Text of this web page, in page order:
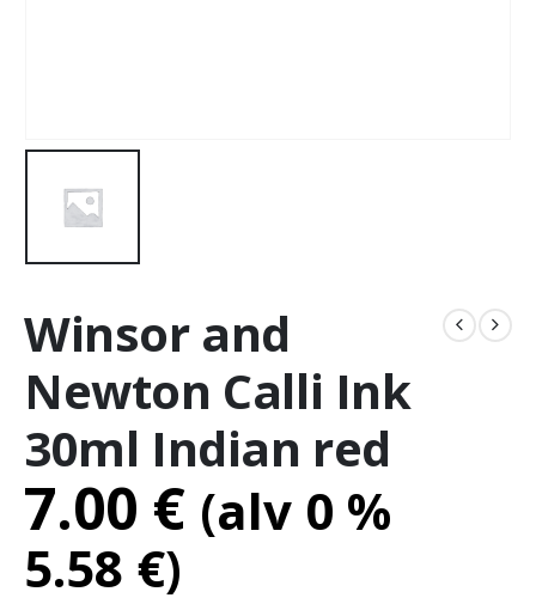
Winsor and
Newton Calli Ink
30ml Indian red
7.00 € (alv 0 %
5.58 €)